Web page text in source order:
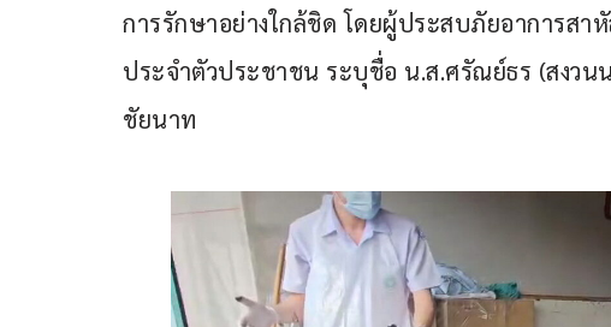
การรักษาอย่างใกล้ชิด โดยผู้ประสบภัยอาการส
ประจำตัวประชาชน ระบุชื่อ น.ส.ศรัณย์ธร (สงวน
ชัยนาท